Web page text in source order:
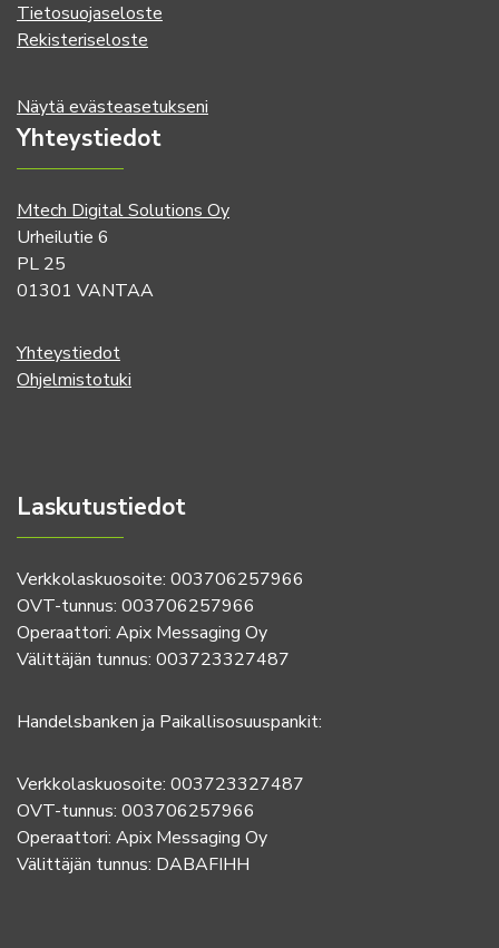
Tietosuojaseloste
Rekisteriseloste
Näytä evästeasetukseni
Yhteystiedot
Mtech Digital Solutions Oy
Urheilutie 6
PL 25
01301 VANTAA
Yhteystiedot
Ohjelmistotuki
Laskutustiedot
Verkkolaskuosoite: 003706257966
OVT-tunnus: 003706257966
Operaattori: Apix Messaging Oy
Välittäjän tunnus: 003723327487
Handelsbanken ja Paikallisosuuspankit:
Verkkolaskuosoite: 003723327487
OVT-tunnus: 003706257966
Operaattori: Apix Messaging Oy
Välittäjän tunnus: DABAFIHH